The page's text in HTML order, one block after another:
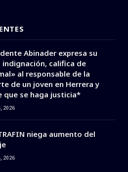
Abinader expresa su
califica de
al responsable de la
de un joven en Herrera y
que se haga justicia*
2026
niega aumento del
2026